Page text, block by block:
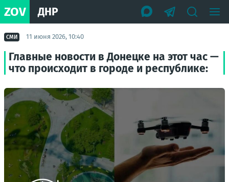
ZOV ДНР
СМИ 11 июня 2026, 10:40
Главные новости в Донецке на этот час —
что происходит в городе и республике: